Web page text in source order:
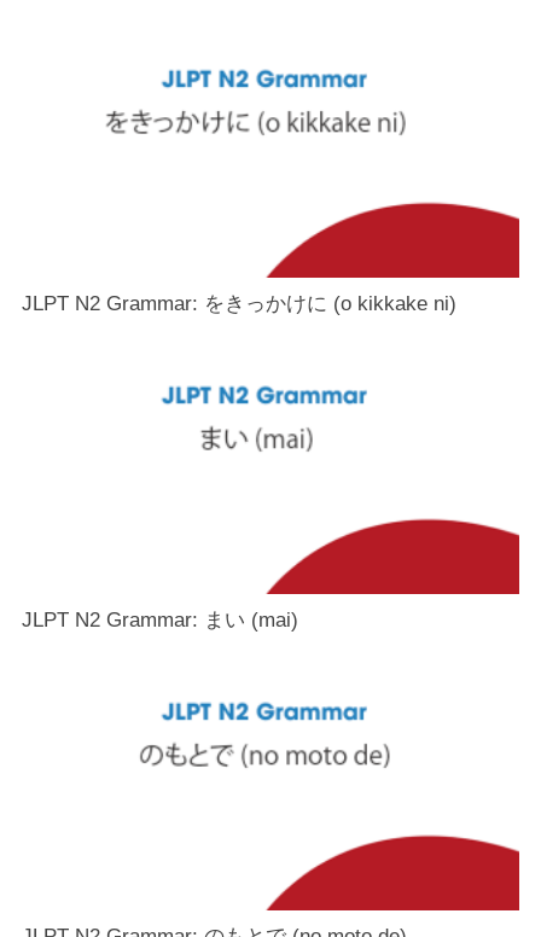
JLPT N2 Grammar: をきっかけに (o kikkake ni)
JLPT N2 Grammar: まい (mai)